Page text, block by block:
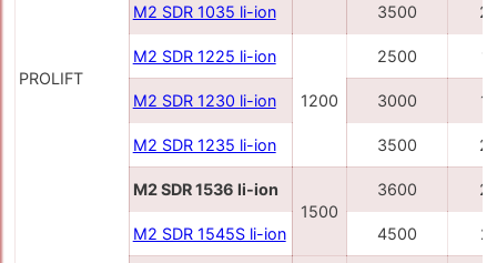
PROLIFT
M2 SDR 1035 li-ion 3500
M2 SDR 1225 li-ion
1200
2500
M2 SDR 1230 li-ion 3000
M2 SDR 1235 li-ion 3500
M2 SDR 1536 li-ion
1500
3600
M2 SDR 1545S li-ion 4500